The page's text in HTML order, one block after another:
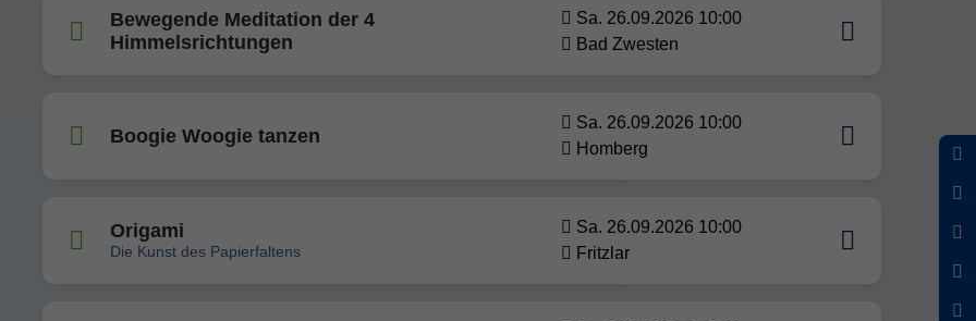
Bewegende Meditation der 4
Himmelsrichtungen
Sa. 26.09.2026 10:00
Bad Zwesten
Boogie Woogie tanzen
Sa. 26.09.2026 10:00
Homberg
Origami
Die Kunst des Papierfaltens
Sa. 26.09.2026 10:00
Fritzlar